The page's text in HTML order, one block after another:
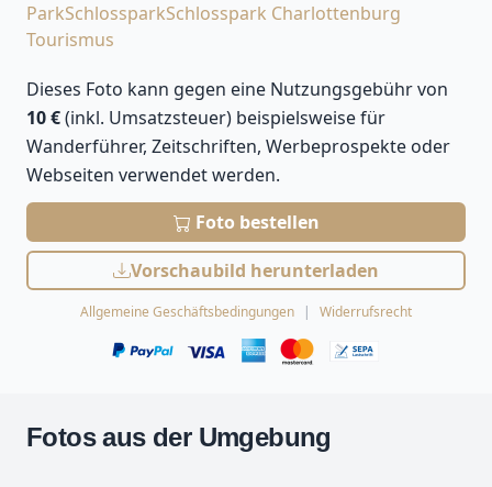
ParkSchlossparkSchlosspark Charlottenburg
Tourismus
Dieses Foto kann gegen eine Nutzungsgebühr von
10 €(inkl. Umsatzsteuer) beispielsweise für
Wanderführer, Zeitschriften, Werbeprospekte oder
Webseiten verwendet werden.
Foto bestellen
Vorschaubild herunterladen
Allgemeine Geschäftsbedingungen Widerrufsrecht
Fotos aus der Umgebung